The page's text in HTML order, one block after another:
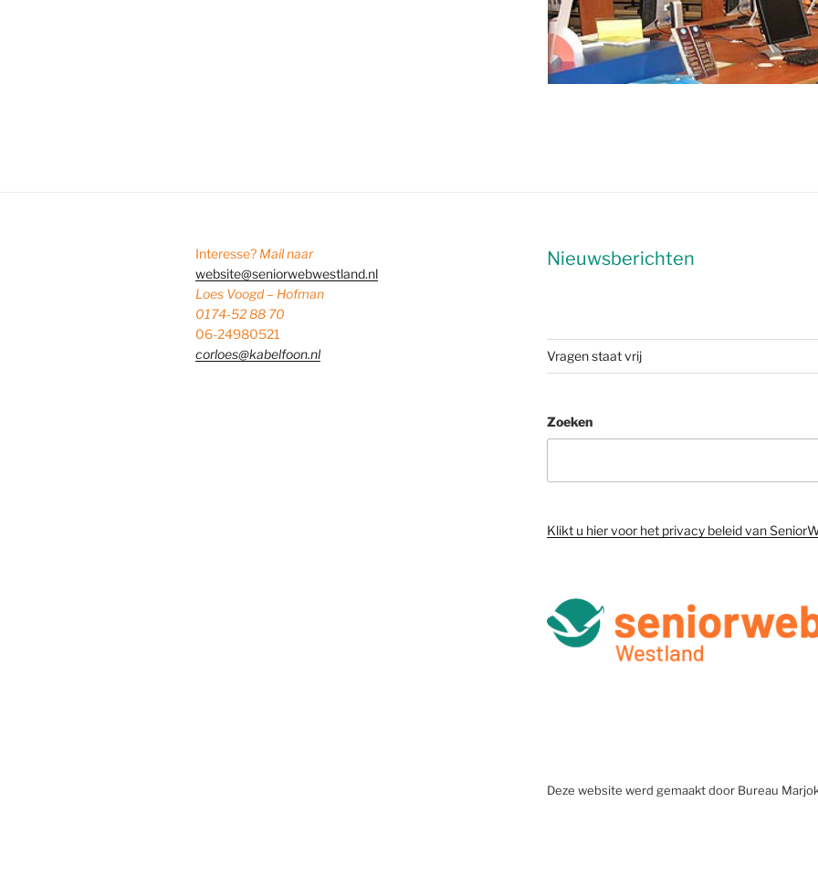
Interesse? Mail naar
website@seniorwebwestland.nl
Loes Voogd – Hofman
0174-52 88 70
06-24980521
corloes@kabelfoon.nl
Nieuwsberichten
Vragen staat vrij
Zoeken
Klikt u hier voor het privacy beleid van
Deze website werd gemaakt door Bureau